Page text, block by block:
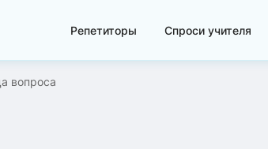
Репетиторы Спроси учителя
вопроса